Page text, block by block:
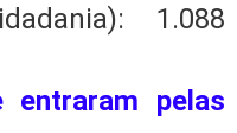
1.088
pelas